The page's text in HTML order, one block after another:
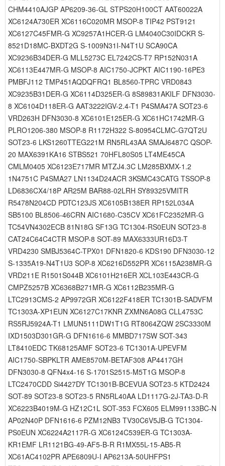
CHM4410AJGP AP6209-36-GL STPS20H100CT AAT60022A
XC6124A730ER XC6116C020MR MSOP-8 TIP42 PST9121
XC6127C45FMR-G XC9257A1HCER-G LM4040C30IDCKR S-
8521D18MC-BXDT2G S-1009N31I-N4T1U SCA90CA
XC9236B34DER-G MLL5273C EL7242CS-T7 RP152N031A
XC6113E447MR-G MSOP-8 AIC1750-JCPKT AIC1190-16PE3
PMBFJ112 TMP451AQDQFRQ1 BL8560-TPRC VRD0843
XC9235B31DER-G XC6114D325ER-G 8S89831AKILF DFN3030-
8 XC6104D118ER-G AAT3222IGV-2.4-T1 P4SMA47A SOT23-6
VRD263H DFN3030-8 XC6101E125ER-G XC61HC1742MR-G
PLRO1206-380 MSOP-8 R1172H322 S-80954CLMC-G7QT2U
SOT23-6 LKS1260TTEG221M RN5RL43AA SMAJ6487C QSOP-
20 MAX6391KA16 STBS521 70HFL80S05 LT4ME45CA
CMLM0405 XC6123E717MR MTZJ4.3C LM285BXMX-1.2
1N4751C P4SMA27 LN1134D24ACR 3KSMC43CATG TSSOP-8
LD6836CX4/18P AR25M BAR88-02LRH SY89325VMITR
R5478N204CD PDTC123JS XC6105B138ER RP152L034A
SB5100 BL8506-46CRN AIC1680-C35CV XC61FC2352MR-G
TC54VN4302ECB 81N18G SF13G TC1304-RS0EUN SOT23-8
CAT24C64C4CTR MSOP-8 SOT-89 MAX6333UR16D3-T
VRD4230 SMBJ5364C-TPX01 DFN1820-6 KDS190 DFN3030-12
S-1335A19-N4T1U3 SOP-8 XC6216D552PR XC6115A238MR-G
VRD211E R1501S044B XC6101H216ER XCL103E443CR-G
CMPZ5257B XC6368B271MR-G XC6112B235MR-G
LTC2913CMS-2 AP9972GR XC6122F418ER TC1301B-SADVFM
TC1303A-XP1EUN XC6127C17KNR ZXMN6A08G CLL4753C
RS5RJ5924A-T1 LMUN5111DW1T1G RT8064ZQW 2SC3330M
IXD1503D301GR-G DFN1616-6 MMBD717SW SOT-343
LT8410EDC TK68125AMF SOT23-6 TC1301A-UPEVFM
AIC1750-SBPKLTR AME8570M-BETAF308 AP4417GH
DFN3030-8 QFN4x4-16 S-1701S2515-M5T1G MSOP-8
LTC2470CDD Si4427DY TC1301B-BCEVUA SOT23-5 KTD2424
SOT-89 SOT23-8 SOT23-5 RN5RL40AA LD1117G-2J-TA3-D-R
XC6223B4019M-G HZ12C1L SOT-353 FCX605 ELM991133BC-N
AP02N40P DFN1616-6 PZM12NB3 TV30C6V5JB-G TC1304-
PS0EUN XC6224A2117R-G XC6124C539ER-G TC1303A-
KR1EMF LR1121BG-49-AF5-B-R R1MX55L-15-AB5-R
XC61AC4102PR APE6809U-I AP6213A-50UHFPS1